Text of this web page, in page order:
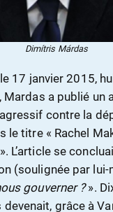
Dimítris Márdas
17 janvier 2015,
Mardas a publié un
contre la
le titre « Rachel
L’article se
(soulignée par lui-
gouverner ?».
grâce à